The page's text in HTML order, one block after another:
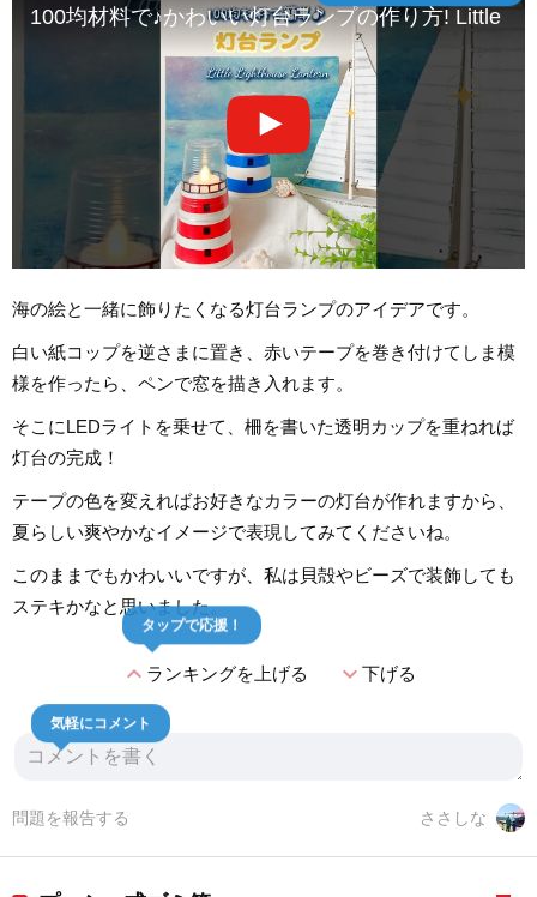
100均材料で♪かわいい灯台ランプの作り方! Little
海の絵と一緒に飾りたくなる灯台ランプのアイデアです。
白い紙コップを逆さまに置き、赤いテープを巻き付けてしま模
様を作ったら、ペンで窓を描き入れます。
そこにLEDライトを乗せて、柵を書いた透明カップを重ねれば
灯台の完成！
テープの色を変えればお好きなカラーの灯台が作れますから、
夏らしい爽やかなイメージで表現してみてくださいね。
このままでもかわいいですが、私は貝殻やビーズで装飾しても
ステキかなと思いました。
expand_lessランキングを上げる
タップで応援！
expand_more下げる
気軽にコメント
ささしな
問題を報告する